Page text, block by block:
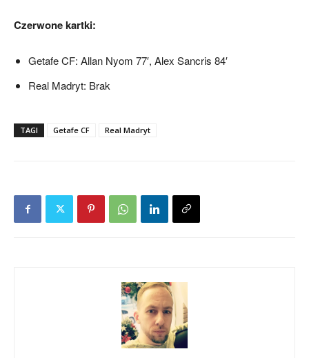
Czerwone kartki:
Getafe CF: Allan Nyom 77′, Alex Sancris 84′
Real Madryt: Brak
TAGI Getafe CF Real Madryt